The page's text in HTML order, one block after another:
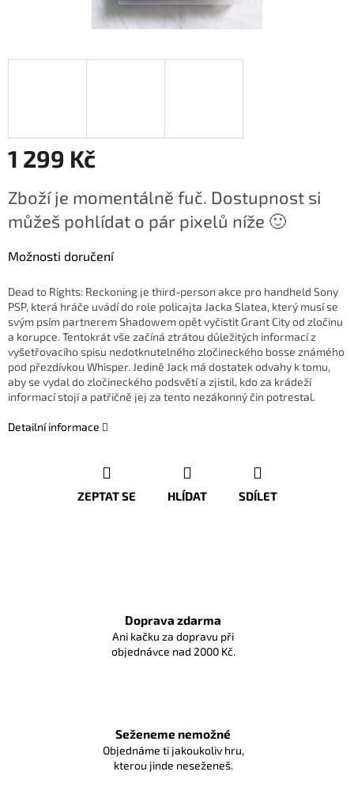
1 299 Kč
cena:
Zboží je momentálně fuč. Dostupnost si
můžeš pohlídat o pár pixelů níže 🙂
Možnosti doručení
Dead to Rights: Reckoning je third-person akce pro handheld Sony
PSP, která hráče uvádí do role policajta Jacka Slatea, který musí se
svým psím partnerem Shadowem opět vyčistit Grant City od zločinu
a korupce.Tentokrát vše začíná ztrátou důležitých informací z
vyšetřovacího spisu nedotknutelného zločineckého bosse známého
pod přezdívkou Whisper. Jedině Jack má dostatek odvahy k tomu,
aby se vydal do zločineckého podsvětí a zjistil, kdo za krádeží
informací stojí a patřičně jej za tento nezákonný čin potrestal.
Detailní informace
ZEPTAT SE HLÍDAT SDÍLET
Doprava zdarma
Ani kačku za dopravu při
objednávce nad 2000 Kč.
Seženeme nemožné
Objednáme ti jakoukoliv hru,
kterou jinde neseženeš.